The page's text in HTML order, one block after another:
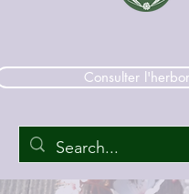
Consulter